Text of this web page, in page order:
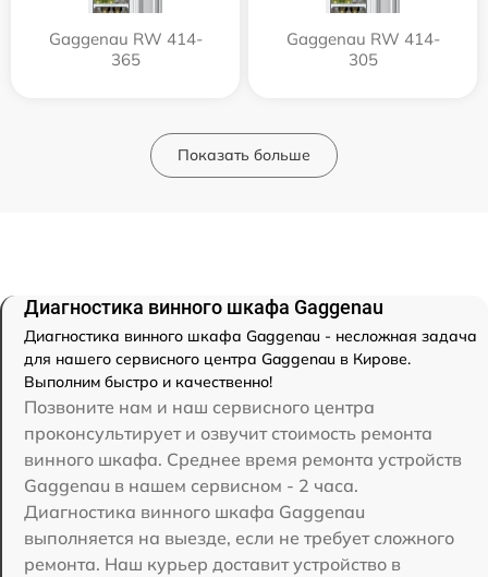
Gaggenau RW 414-
365
Gaggenau RW 414-
305
Показать больше
Диагностика винного шкафа Gaggenau
Диагностика винного шкафа Gaggenau - несложная задача
для нашего сервисного центра Gaggenau в Кирове.
Выполним быстро и качественно!
Позвоните нам и наш сервисного центра
проконсультирует и озвучит стоимость ремонта
винного шкафа. Среднее время ремонта устройств
Gaggenau в нашем сервисном - 2 часа.
Диагностика винного шкафа Gaggenau
выполняется на выезде, если не требует сложного
ремонта. Наш курьер доставит устройство в